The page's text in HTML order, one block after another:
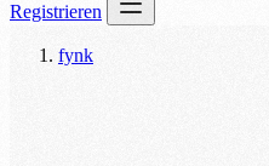
Registrieren
fynk